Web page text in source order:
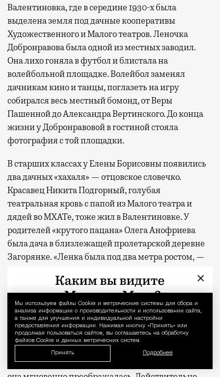
Уведомление
Мы используем файлы Сookie и метрические системы для сбора и
анализа информации о производительности и использовании сайта,
а также для улучшения и индивидуальной настройки
предоставления информации. Нажимая кнопку «Принять» или
продолжая пользоваться сайтом, вы соглашаетесь на обработку
файлов Cookie и данных метрических систем.
Принять Подробнее
Валентиновка, где в середине 1930-х была
выделена земля под дачные кооперативы
Художественного и Малого театров. Леночка
Добронравова была одной из местных заводил.
Она лихо гоняла в футбол и блистала на
волейбольной площадке. Волейбол заменял
дачникам кино и танцы, поглазеть на игру
собирался весь местный бомонд, от Веры
Пашенной до Александра Вертинского. До конца
жизни у Добронравовой в гостиной стояла
фотография с той площадки.
В старших классах у Елены Борисовны появились
два дачных «хахаля» — отцовское словечко.
Красавец Никита Подгорный, голубая
театральная кровь с папой из Малого театра и
дядей во МХАТе, тоже жил в Валентиновке. У
родителей «крутого пацана» Олега Анофриева
была дача в близлежащей пролетарской деревне
Загорянке. «Ленка была под два метра ростом, —
носа. И формы у девушки были довольно
есть такое слово — тетеха, оно про Ленку.
Спросишь о чем-нибудь, она через паузу: “А? Что?
Ну я не зна-а-аю”. Мне тогда это безумно
нравилось, волновало воображение. Но когда этот
тюлень, не ноги, а ласты, появлялась на площадке,
×